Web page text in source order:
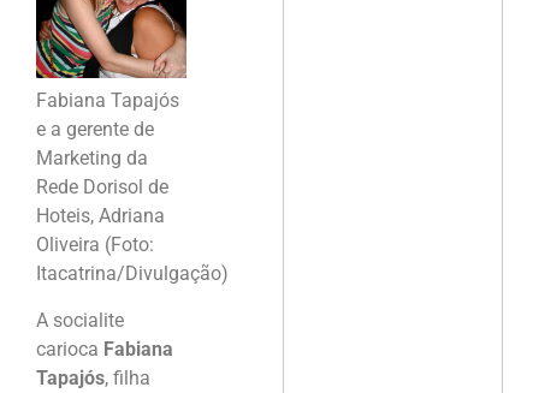
Fabiana Tapajós
e a gerente de
Marketing da
Rede Dorisol de
Hoteis, Adriana
Oliveira (Foto:
Itacatrina/Divulgação)
A socialite
carioca Fabiana
Tapajós, filha